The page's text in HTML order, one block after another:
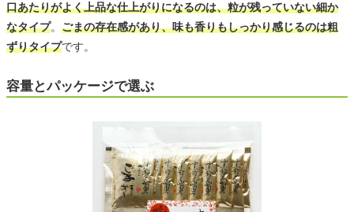
口あたりがよく上品な仕上がりになるのは、粒が残っていない細か
なタイプ。 ごまの存在感があり、味も香りもしっかり感じるのは粗
ずりタイプです。
容量とパッケージで選ぶ